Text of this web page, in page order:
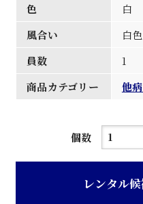
色
白
風合い
白
員数
1
商品カテゴリー
他
個数
白
カ
レンタル